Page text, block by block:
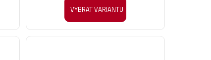
VYBRAT VARIANTU